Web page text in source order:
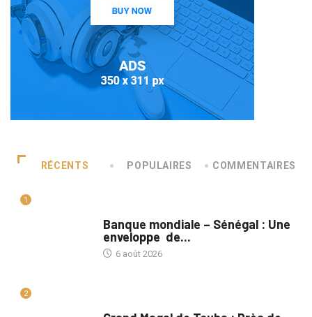
RÉCENTS POPULAIRES COMMENTAIRES
1
Banque mondiale – Sénégal : Une
enveloppe de...
6 août 2026
2